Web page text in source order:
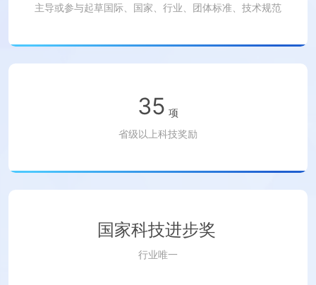
主导或参与起草国际、国家、行业、团体标准、技术规范
35 项
省级以上科技奖励
国家科技进步奖
行业唯一